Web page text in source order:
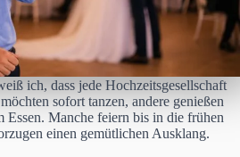
ich, dass jede Hochzeitsgesellschaft
sofort tanzen, andere genießen
Essen. Manche feiern bis in die frühen
einen gemütlichen Ausklang.